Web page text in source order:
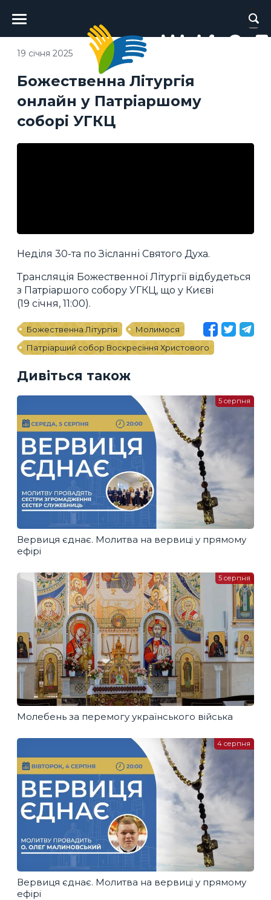
Головне
меню
Божественна Літургія
онлайн у Патріаршому
соборі УГКЦ
19 січня 2025
Неділя 30-та по Зісланні Святого Духа.
Трансляція Божественної Літургії відбудеться
з Патріаршого собору УГКЦ, що у Києві
(19 січня, 11:00).
Божественна Літургія
Молимося
Патріарший собор Воскресіння Христового
Дивіться також
Вервиця єднає. Молитва на вервиці у прямому
ефірі
5 серпня
Молебень за перемогу українського війська
5 серпня
Вервиця єднає. Молитва на вервиці у прямому
ефірі
4 серпня